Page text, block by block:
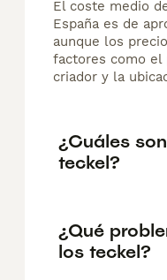
El coste medio
España es de
aunque los
factores como el
criador y la
¿Cuáles
teckel?
¿Qué
los teckel?